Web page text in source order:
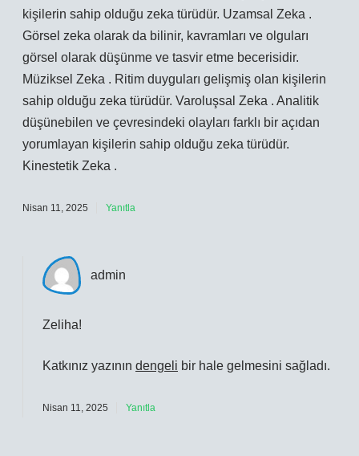
kişilerin sahip olduğu zeka türüdür. Uzamsal Zeka .
Görsel zeka olarak da bilinir, kavramları ve olguları
görsel olarak düşünme ve tasvir etme becerisidir.
Müziksel Zeka . Ritim duyguları gelişmiş olan kişilerin
sahip olduğu zeka türüdür. Varoluşsal Zeka . Analitik
düşünebilen ve çevresindeki olayları farklı bir açıdan
yorumlayan kişilerin sahip olduğu zeka türüdür.
Kinestetik Zeka .
Nisan 11, 2025 Yanıtla
admin
Zeliha!
Katkınız yazının dengeli bir hale gelmesini sağladı.
Nisan 11, 2025 Yanıtla